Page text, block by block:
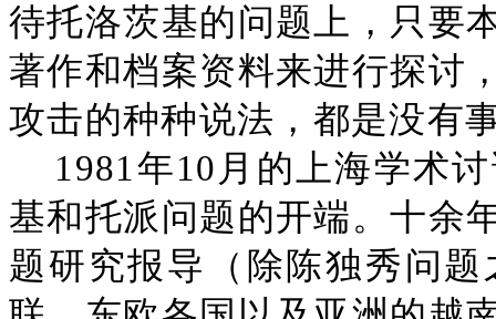
待托洛茨基的问题上，只要
著作和档案资料来进行探讨
攻击的种种说法，都是没有
1981年10月的上海学术
基和托派问题的开端。十余
题研究报导（除陈独秀问